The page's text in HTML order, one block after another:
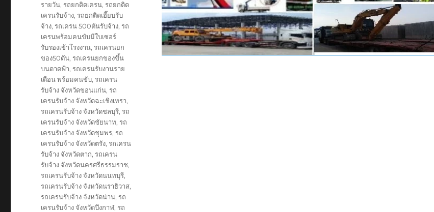
รายวัน,รถยกติดเครน,รถยกติด
เครนรับจ้าง,รถยกติดเฮี๊ยบรับ
จ้าง,รถเครน 500ตันรับจ้าง,รถ
เครนพร้อมคนขับมีใบเซอร์
รับรองเข้าโรงงาน,รถเครนยก
ของ50ตัน,รถเครนยกของขึ้น
บนดาดฟ้า,รถเครนรับงานราย
เดือน พร้อมคนขับ,รถเครน
รับจ้าง จังหวัดขอนแก่น,รถ
เครนรับจ้าง จังหวัดฉะเชิงเทรา,
รถเครนรับจ้าง จังหวัดชลบุรี,รถ
เครนรับจ้าง จังหวัดชัยนาท,รถ
เครนรับจ้าง จังหวัดชุมพร,รถ
เครนรับจ้าง จังหวัดตรัง,รถเครน
รับจ้าง จังหวัดตาก,รถเครน
รับจ้าง จังหวัดนครศรีธรรมราช,
รถเครนรับจ้าง จังหวัดนนทบุรี,
รถเครนรับจ้าง จังหวัดนราธิวาส,
รถเครนรับจ้าง จังหวัดน่าน,รถ
เครนรับจ้าง จังหวัดบึงกาฬ,รถ